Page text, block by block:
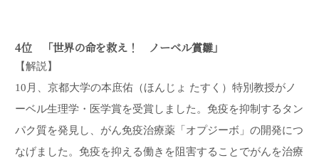
4位 「世界の命を救え！ ノーベル賞雛」
【解説】
10月、京都大学の本庶佑（ほんじょ たすく）特別教授がノ
ーベル生理学・医学賞を受賞しました。免疫を抑制するタン
パク質を発見し、がん免疫治療薬「オプジーボ」の開発につ
なげました。免疫を抑える働きを阻害することでがんを治療